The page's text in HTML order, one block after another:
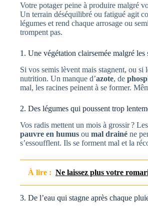
Votre potager peine à produire malgré
Un terrain déséquilibré ou fatigué agit
légumes et rend chaque arrosage ou
trompent pas.
1. Une végétation clairsemée malgré les
Si vos semis lèvent mais stagnent, ou si
nutrition. Un manque d’azote, de
mal, les racines peinent à se former.
2. Des légumes qui poussent trop
Vos radis mettent un mois à grossir ?
pauvre en humus ou mal drainé ne
s’essoufflent. Ils se forment mal et la
À lire : Ne laissez plus votre
3. De l’eau qui stagne après chaque